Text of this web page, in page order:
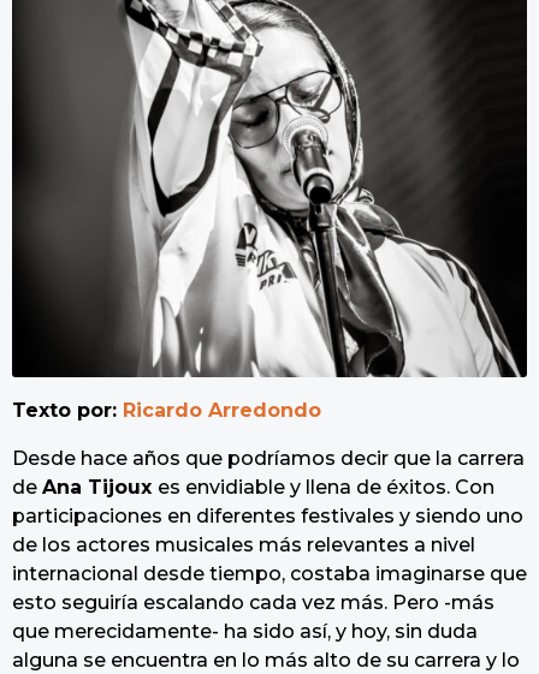
Texto por: Ricardo Arredondo
Desde hace años que podríamos decir que la carrera
de Ana Tijoux es envidiable y llena de éxitos. Con
participaciones en diferentes festivales y siendo uno
de los actores musicales más relevantes a nivel
internacional desde tiempo, costaba imaginarse que
esto seguiría escalando cada vez más. Pero -más
que merecidamente- ha sido así, y hoy, sin duda
alguna se encuentra en lo más alto de su carrera y lo